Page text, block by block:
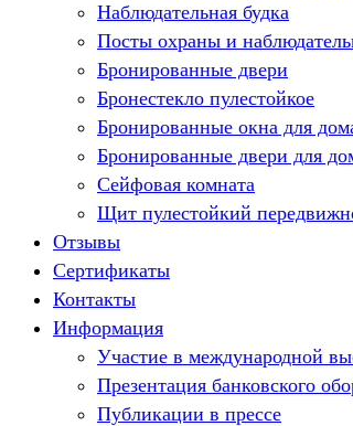
Наблюдательная будка
Посты охраны и
Бронированные двери
Бронестекло пулестойкое
Бронированные окна для
Бронированные двери для
Сейфовая комната
Щит пулестойкий
Отзывы
Сертификаты
Контакты
Информация
Участие в международной
Презентация банковского
Публикации в прессе